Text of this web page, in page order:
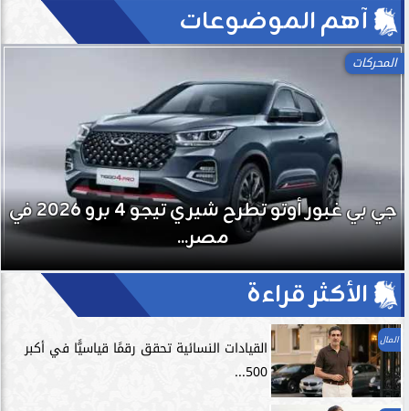
آهم الموضوعات
المحركات
جي بي غبور أوتو تطرح شيري تيجو 4 برو 2026 في
مصر...
الأكثر قراءة
المال
القيادات النسائية تحقق رقمًا قياسيًّا في أكبر
500...